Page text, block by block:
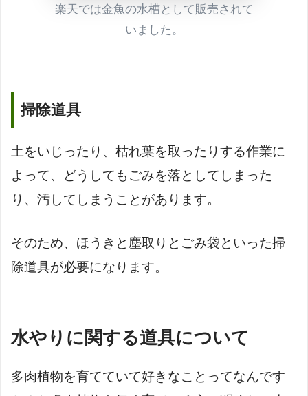
楽天では金魚の水槽として販売されて
いました。
掃除道具
土をいじったり、枯れ葉を取ったりする作業に
よって、どうしてもごみを落としてしまった
り、汚してしまうことがあります。
そのため、ほうきと塵取りとごみ袋といった掃
除道具が必要になります。
水やりに関する道具について
多肉植物を育てていて好きなことってなんです